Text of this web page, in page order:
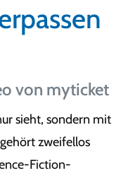
von myticket
sieht, sondern mit
zweifellos
Fiction-